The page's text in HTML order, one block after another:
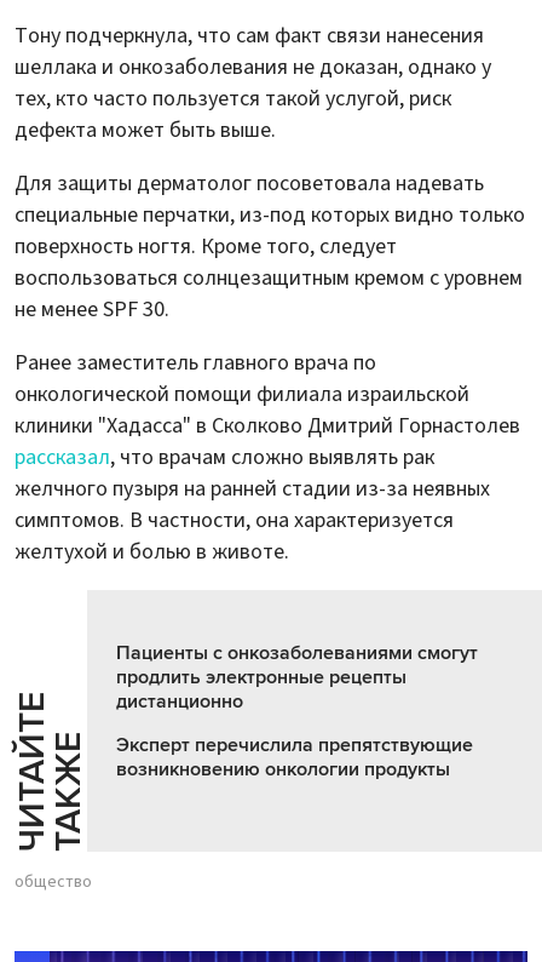
Тону подчеркнула, что сам факт связи нанесения
шеллака и онкозаболевания не доказан, однако у
тех, кто часто пользуется такой услугой, риск
дефекта может быть выше.
Для защиты дерматолог посоветовала надевать
специальные перчатки, из-под которых видно только
поверхность ногтя. Кроме того, следует
воспользоваться солнцезащитным кремом с уровнем
не менее SPF 30.
Ранее заместитель главного врача по
онкологической помощи филиала израильской
клиники "Хадасса" в Сколково Дмитрий Горнастолев
рассказал, что врачам сложно выявлять рак
желчного пузыря на ранней стадии из-за неявных
симптомов. В частности, она характеризуется
желтухой и болью в животе.
Ч
И
Т
АЙ
Т
Е
Т
А
К
ЖЕ
Пациенты с онкозаболеваниями смогут
продлить электронные рецепты
дистанционно
Эксперт перечислила препятствующие
возникновению онкологии продукты
общество